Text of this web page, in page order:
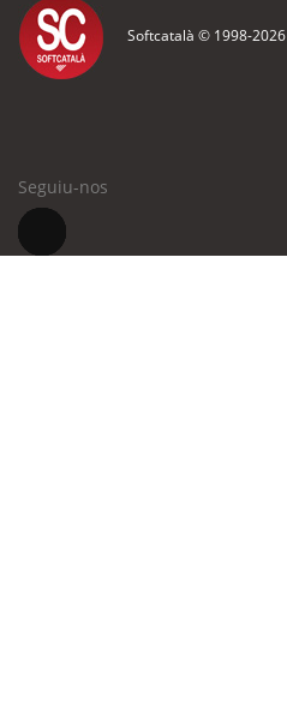
Softcatalà © 1998-2026
Seguiu-nos